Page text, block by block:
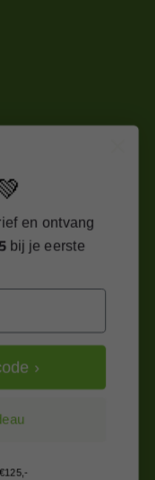
in je
en ontvang
bij je eerste
›